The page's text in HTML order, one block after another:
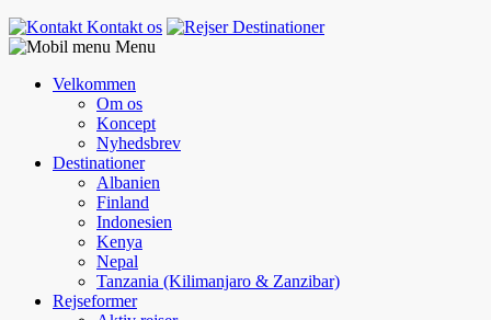
Kontakt os
Destinationer
Menu
Velkommen
Om os
Koncept
Nyhedsbrev
Destinationer
Albanien
Finland
Indonesien
Kenya
Nepal
Tanzania (Kilimanjaro & Zanzibar)
Rejseformer